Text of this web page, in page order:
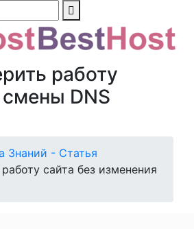
работу
смены DNS
Знаний - Статья
сайта без изменения